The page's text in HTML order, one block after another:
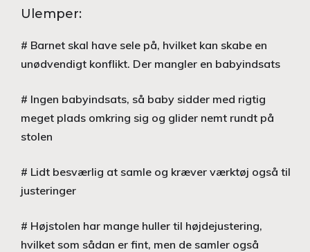
Ulemper:
# Barnet skal have sele på, hvilket kan skabe en
unødvendigt konflikt. Der mangler en babyindsats
# Ingen babyindsats, så baby sidder med rigtig
meget plads omkring sig og glider nemt rundt på
stolen
# Lidt besværlig at samle og kræver værktøj også til
justeringer
# Højstolen har mange huller til højdejustering,
hvilket som sådan er fint, men de samler også